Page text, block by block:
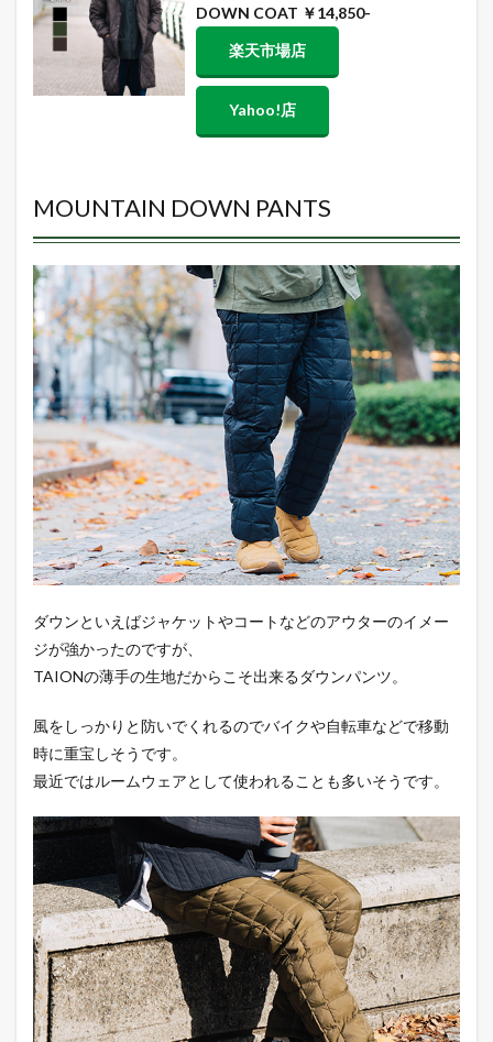
DOWN COAT ￥14,850-
楽天市場店
Yahoo!店
MOUNTAIN DOWN PANTS
ダウンといえばジャケットやコートなどのアウターのイメー
ジが強かったのですが、
TAIONの薄手の生地だからこそ出来るダウンパンツ。
風をしっかりと防いでくれるのでバイクや自転車などで移動
時に重宝しそうです。
最近ではルームウェアとして使われることも多いそうです。